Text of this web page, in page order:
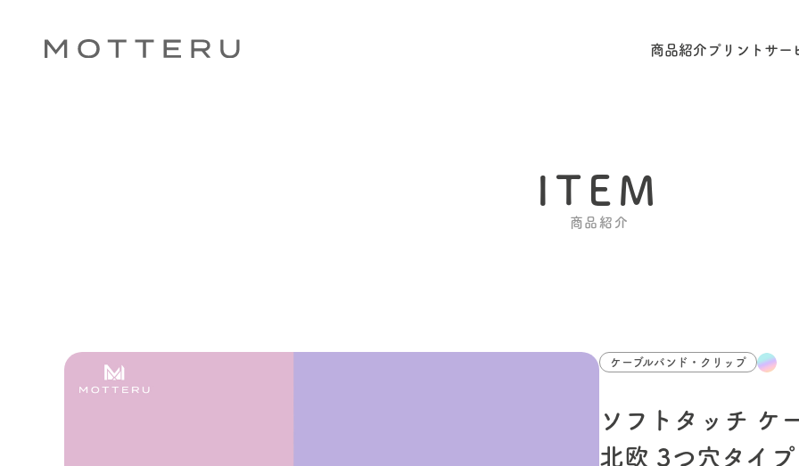
商品紹介 プリントサー
ITEM
商品紹介
ケーブルバンド・クリップ
ソフトタッチ ケ
北欧 3つ穴タイ